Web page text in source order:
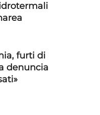
furti di
denuncia